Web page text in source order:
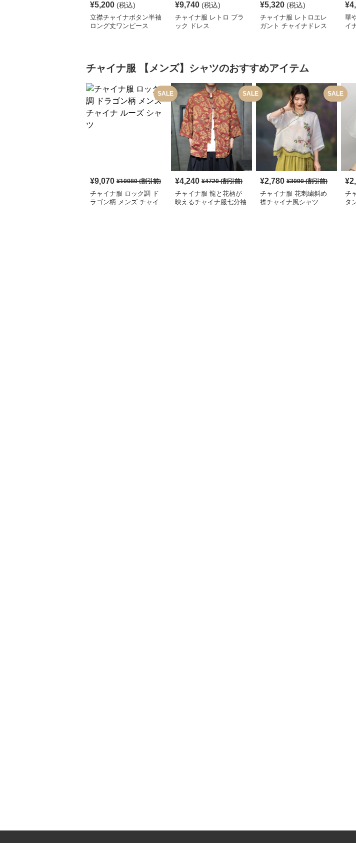
¥5,200 (税込)
立襟チャイナボタン半袖
ロング丈ワンピース
¥9,740 (税込)
チャイナ服 レトロ ブラ
ック ドレス
¥5,320 (税込)
チャイナ服 レトロエレ
ガント チャイナドレス
¥
華
イ
チャイナ服 【メンズ】シャツのおすすめアイテム
SALE
¥9,070 ¥10080(割引前)
チャイナ服 ロック調 ド
ラゴン柄 メンズ チャイ
SALE
¥4,240 ¥4720(割引前)
チャイナ服 龍と花柄が
映えるチャイナ服七分袖
SALE
¥2,780 ¥3090(割引前)
チャイナ服 花刺繍斜め
襟チャイナ風シャツ
¥
チ
タ